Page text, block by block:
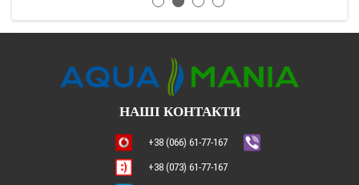
НАШІ КОНТАКТИ
+38 (066) 61-77-167
+38 (073) 61-77-167